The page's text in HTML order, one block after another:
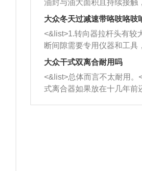
洗剂对堵塞的情况得到解决
放在燃油箱中，与燃油混合
动时，就可以和汽油一起进
室，最后形成废气排出，就
催化器得到清洗，排气管堵
能够得到解决。
圈数。 <&list>3、最后强调
习，这样就可以形成肌肉记
驾驶车辆时，不需要记忆也
向。
油封与油大面积且持续接触
和发动机内持续温度变化使
逐渐减弱，导致渗油或漏油
活塞间隙过大：积碳会使活
的间隙扩大，导致机油流入
造成烧机油。<&list>3、机
机油粘度过小的话，同样会
象，机油粘度过小具有很好
大众冬天过减速带咯吱咯吱
<&list>1.转向器拉杆头有较
断间隙需要专用仪器和工具
无法制作，需要将车辆送到
店；<&list>2.车辆半轴套管
裂，破裂后会出现漏油现象
损严重，磨损的半轴容易损
响；<&list>3.稳定器的转向
大众干式双离合耐用吗
<&list>总体而言不太耐用。
式离合器如果放在十几年前